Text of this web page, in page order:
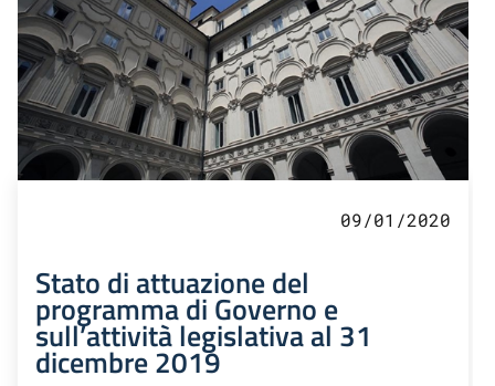
09/01/2020
Stato di attuazione del
programma di Governo e
sull’attività legislativa al 31
dicembre 2019